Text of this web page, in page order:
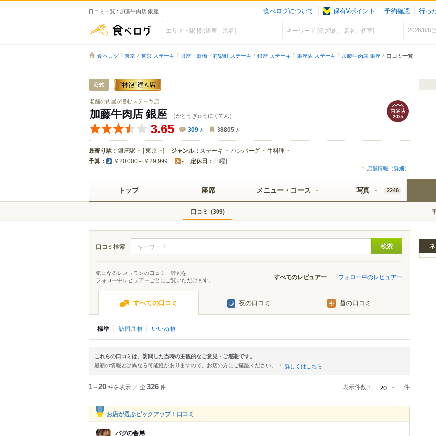
口コミ一覧 : 加藤牛肉店 銀座 食べログについて 保有Vポイント 予約確認 行っ
食べログ
食べログ 東京 東京 ステーキ 銀座・新橋・有楽町 ステーキ 銀座 ステーキ 銀座駅 ステーキ 加藤牛肉店 銀座 口コミ一覧
公式
老舗の肉屋が営むステーキ店
加藤牛肉店 銀座 （かとうぎゅうにくてん）
3.65 309 人 38805 人
最寄り駅： 銀座駅 [東京 ] ジャンル： ステーキ ハンバーグ 牛料理
予算： ￥20,000～￥29,999 - 定休日： 日曜日
店舗情報（詳細）
トップ 座席 メニュー・コース 写真 2248
口コミ (309)
口コミ検索
気になるレストランの口コミ・評判を
フォロー中レビュアーごとにご覧いただけます。
すべてのレビュアー フォロー中のレビュアー
すべての口コミ 夜の口コミ 昼の口コミ
標準 訪問月順 いいね順
これらの口コミは、訪問した当時の主観的なご意見・ご感想です。
最新の情報とは異なる可能性がありますので、お店の方にご確認ください。 詳しくはこちら
1～20件を表示 ／ 全 326件 表示件数： 件
お店が選ぶピックアップ！口コミ
パグの舎弟